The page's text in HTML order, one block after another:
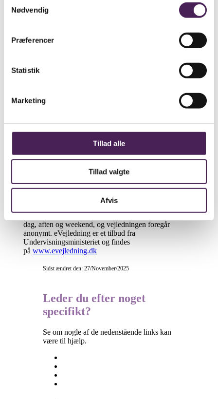
Nødvendig
Præferencer
Statistik
Marketing
Tillad alle
Tillad valgte
Afvis
Læs mere om præstationsangst-kursus
ungdomsuddannelse, de er bedst rustede til og mest
motiverede for. Derfor samarbejder elevvejlederne med
Danmark, Center Sjælland.
Danmark, Center Sjælland hvis vejleder kan kontaktes
om videregående uddannelser.
Læs mere om dine muligeder efter gymnasiet
Læs mere om Studievalg Danmark, Center Sjælland
eVejledning
mail, chat, telefon og sms. eVejledning kan kontaktes
dag, aften og weekend, og vejledningen foregår
anonymt. eVejledning er et tilbud fra
Undervisningsministeriet og findes
på www.evejledning.dk
Sidst ændret den: 27/November/2025
Leder du efter noget
specifikt?
Se om nogle af de nedenstående links kan
være til hjælp.